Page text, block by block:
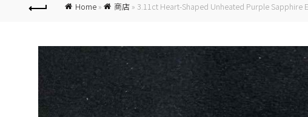
Home» 商店» 3.11ct Heart-Shaped Unheated Purple Sapphire